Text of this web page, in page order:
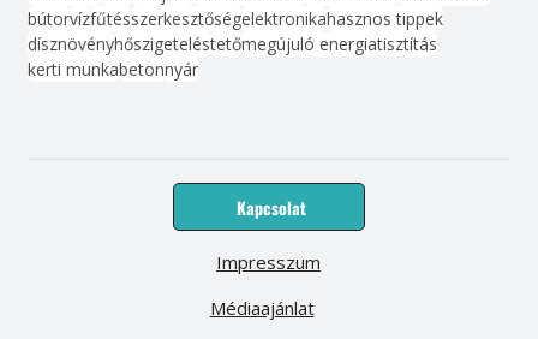
bútorvízfűtésszerkesztőségelektronikahasznos tippek
dísznövényhőszigeteléstetőmegújuló energiatisztítás
kerti munkabetonnyár
Kapcsolat
Médiaajánlat
Impresszum